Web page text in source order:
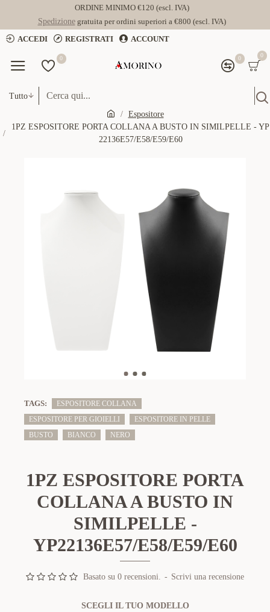
ORDINE MINIMO €120 (escl. IVA)
Spedizionegratuita per ordini superiori a €800 (escl. IVA)
ACCEDI
REGISTRATI ACCOUNT
0 0 0
Tutto
Espositore
1PZ ESPOSITORE PORTA COLLANA A BUSTO IN SIMILPELLE - YP
22136E57/E58/E59/E60
TAGS:
ESPOSITORE COLLANA
ESPOSITORE PER GIOIELLI
ESPOSITORE IN PELLE
BUSTO
BIANCO NERO
1PZ ESPOSITORE PORTA
COLLANA A BUSTO IN
SIMILPELLE -
YP22136E57/E58/E59/E60
Basato su 0 recensioni. - Scrivi una recensione
SCEGLI IL TUO MODELLO